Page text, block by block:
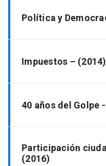
Resultados 2009
Política y
Resultados 2006
Impuestos – (2014)
Resultados 2014
40 años del Golpe
Resultados 2013
Participación
(2016)